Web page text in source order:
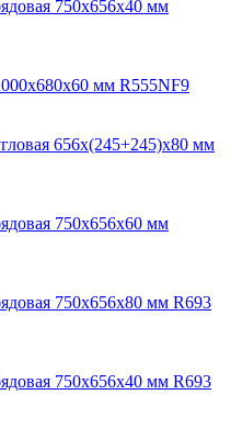
750х656х40 мм
мм R555NF9
656х(245+245)х80 мм
750х656х60 мм
750х656х80 мм R693
750х656х40 мм R693